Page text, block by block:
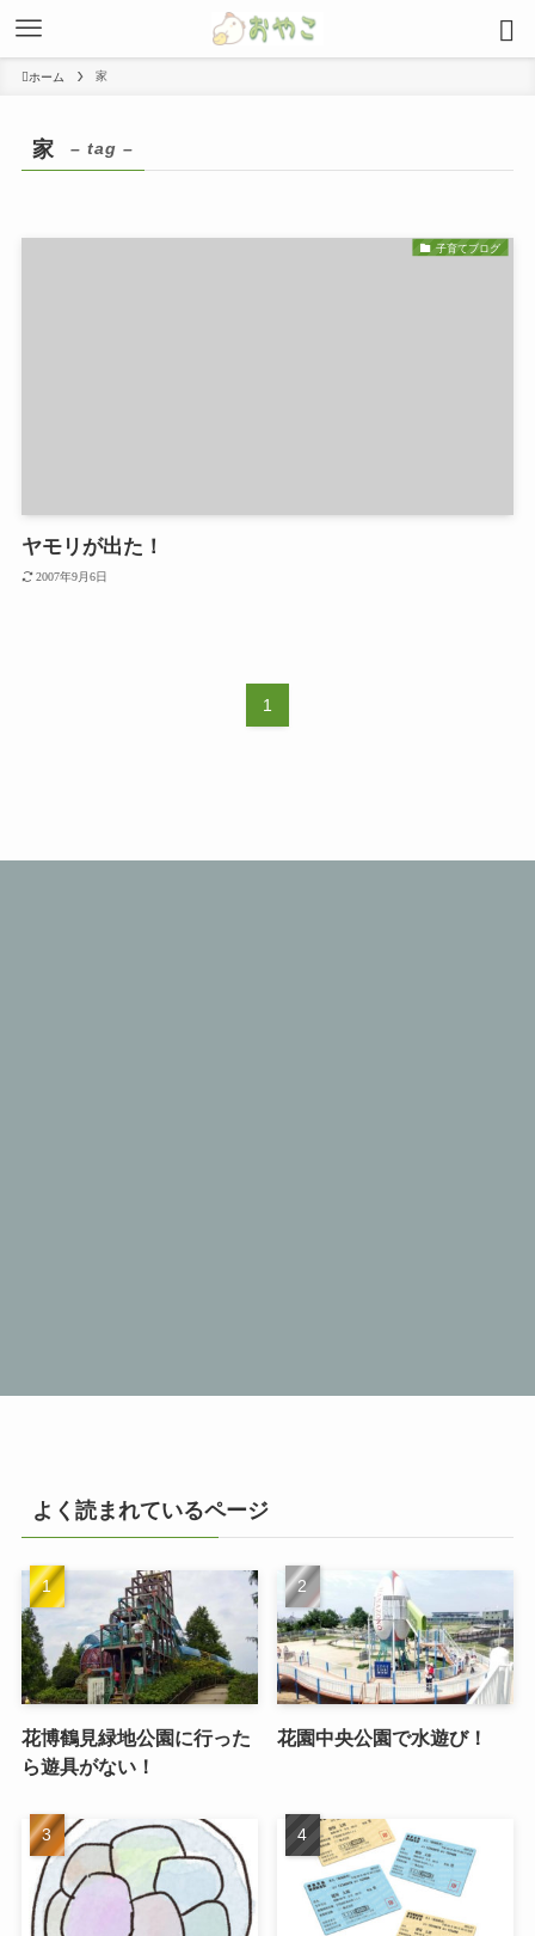
ホーム 家
家 – tag –
子育てブログ
ヤモリが出た！
2007年9月6日
1
よく読まれているページ
花博鶴見緑地公園に行った
ら遊具がない！
花園中央公園で水遊び！